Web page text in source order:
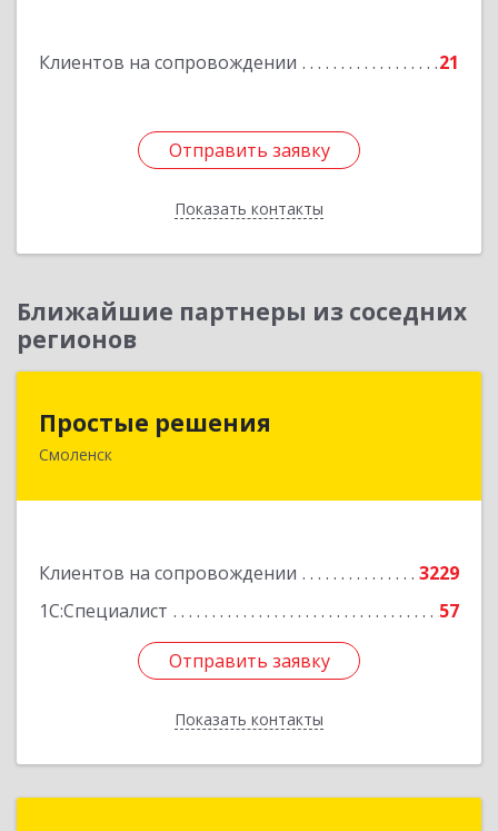
Клиентов на сопровождении 21
Отправить заявку
Показать контакты
Отправить заявку
Назад
Ближайшие партнеры из соседних
регионов
Простые решения
Смоленск
Клиентов на сопровождении
3229
1С:Специалист
57
Отправить заявку
Показать контакты
214015, Смоленская обл, Смоленск г, Большая
Отправить заявку
Назад